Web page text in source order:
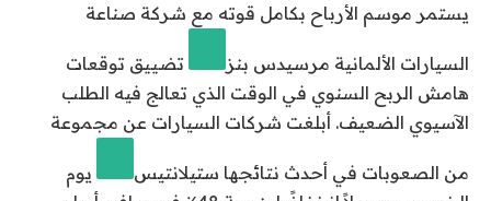
يستمر موسم الأرباح بكامل قوته مع شركة صناعة
السيارات الألمانية مرسيدس بنز
تضييق توقعات
هامش الربح السنوي في الوقت الذي تعالج فيه الطلب
الآسيوي الضعيف. أبلغت شركات السيارات عن مجموعة
من الصعوبات في أحدث نتائجها ستيلانتيس
يوم